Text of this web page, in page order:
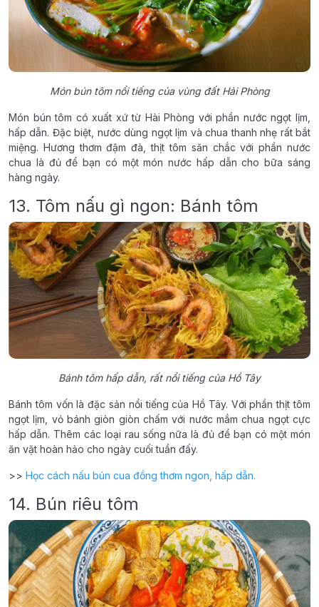
Món bún tôm nổi tiếng của vùng đất Hải Phòng
Món bún tôm có xuất xứ từ Hài Phòng với phần nước ngọt lịm,
hấp dẫn. Đặc biệt, nước dùng ngọt lịm và chua thanh nhẹ rất bắt
miệng. Hương thơm đậm đà, thịt tôm săn chắc với phần nước
chua là đủ để bạn có một món nước hấp dẫn cho bữa sáng
hàng ngày.
13. Tôm nấu gì ngon: Bánh tôm
Bánh tôm hấp dẫn, rất nổi tiếng của Hồ Tây
Bánh tôm vốn là đặc sản nổi tiếng của Hồ Tây. Với phần thịt tôm
ngọt lịm, vỏ bánh giòn giòn chấm với nước mắm chua ngọt cực
hấp dẫn. Thêm các loại rau sống nữa là đủ để bạn có một món
ăn vặt hoàn hảo cho ngày cuối tuần đấy.
>> Học cách nấu bún cua đồng thơm ngon, hấp dẫn.
14. Bún riêu tôm